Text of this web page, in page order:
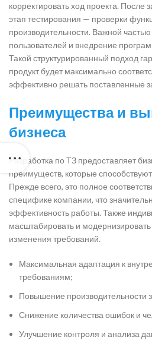
корректировать ход проекта. После
этап тестирования — проверки
производительности. Важной
пользователей и внедрение
Такой структурированный подход
продукт будет максимально
эффективно решать поставленные
Преимущества и
бизнеса
Разработка по ТЗ предоставляет
преимуществ, которые
Прежде всего, это полное
специфике компании, что
эффективность работы. Также
масштабировать и
изменения требований.
Максимальная адаптация к
требованиям;
Повышение производительности
Снижение количества ошибок и
Улучшение контроля и анализа